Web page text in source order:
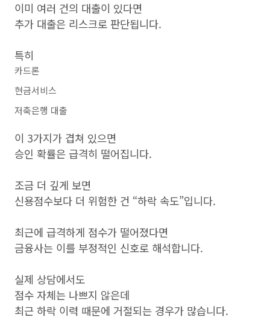
이미 여러 건의 대출이 있다면
추가 대출은 리스크로 판단됩니다.
특히
카드론
현금서비스
저축은행 대출
이 3가지가 겹쳐 있으면
승인 확률은 급격히 떨어집니다.
조금 더 깊게 보면
신용점수보다 더 위험한 건 “하락 속도”입니다.
최근에 급격하게 점수가 떨어졌다면
금융사는 이를 부정적인 신호로 해석합니다.
실제 상담에서도
점수 자체는 나쁘지 않은데
최근 하락 이력 때문에 거절되는 경우가 많습니다.